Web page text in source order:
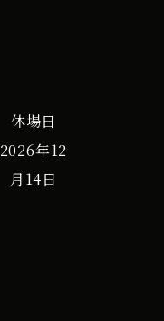
休場日
2026年12
月14日